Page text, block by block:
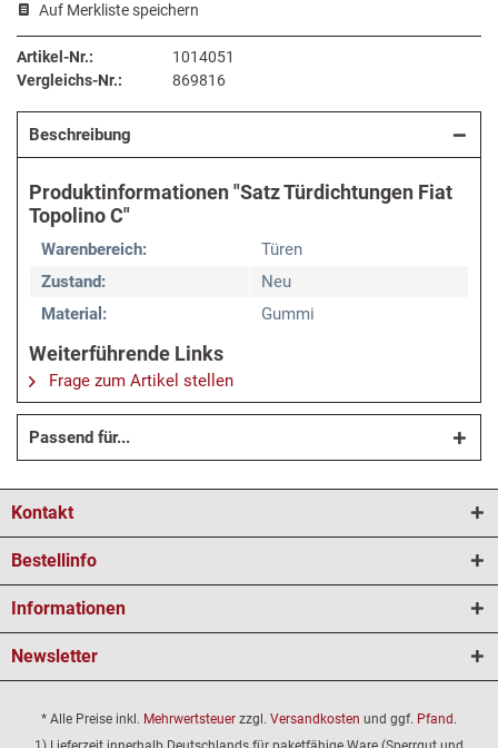
Auf Merkliste speichern
Artikel-Nr.:
1014051
Vergleichs-Nr.:
869816
Beschreibung
Produktinformationen "Satz Türdichtungen Fiat
Topolino C"
Warenbereich:
Türen
Zustand:
Neu
Material:
Gummi
Weiterführende Links
Frage zum Artikel stellen
Passend für...
Kontakt
Bestellinfo
Informationen
Newsletter
* Alle Preise inkl. Mehrwertsteuer zzgl. Versandkosten und ggf. Pfand.